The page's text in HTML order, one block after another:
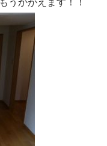
うかがえます！！